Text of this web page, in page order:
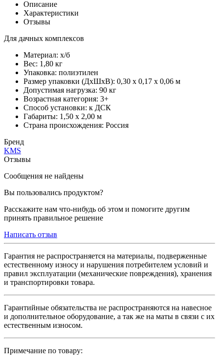
Описание
Характеристики
Отзывы
Для дачных комплексов
Материал: х/б
Вес: 1,80 кг
Упаковка: полиэтилен
Размер упаковки (ДхШхВ): 0,30 х 0,17 х 0,06 м
Допустимая нагрузка: 90 кг
Возрастная категория: 3+
Способ установки: к ДСК
Габариты: 1,50 х 2,00 м
Страна происхождения: Россия
Бренд
KMS
Отзывы
Сообщения не найдены
Вы пользовались продуктом?
Расскажите нам что-нибудь об этом и помогите другим
принять правильное решение
Написать отзыв
Гарантия не распространяется на материалы, подверженные
естественному износу и нарушения потребителем условий и
правил эксплуатации (механические повреждения), хранения
и транспортировки товара.
Гарантийные обязательства не распространяются на навесное
и дополнительное оборудование, а так же на маты в связи с их
естественным износом.
Примечание по товару: